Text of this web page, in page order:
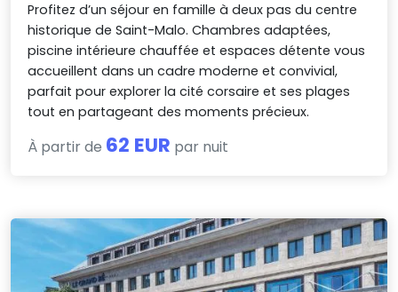
Profitez d’un séjour en famille à deux pas du centre
historique de Saint-Malo. Chambres adaptées,
piscine intérieure chauffée et espaces détente vous
accueillent dans un cadre moderne et convivial,
parfait pour explorer la cité corsaire et ses plages
tout en partageant des moments précieux.
À partir de 62 EUR par nuit